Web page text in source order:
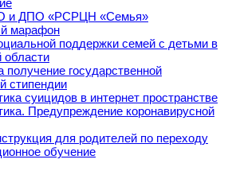
и ДПО «РСРЦН «Семья»
марафон
поддержки семей с детьми в
области
получение государственной
стипендии
суицидов в интернет пространстве
Предупреждение коронавирусной
для родителей по переходу
обучение